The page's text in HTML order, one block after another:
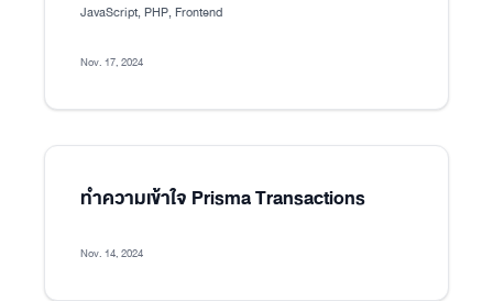
JavaScript, PHP, Frontend
Nov. 17, 2024
ทำความเข้าใจ Prisma Transactions
Nov. 14, 2024